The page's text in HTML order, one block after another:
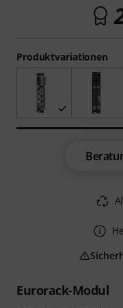
Eurorack-Modul
Produktvariationen